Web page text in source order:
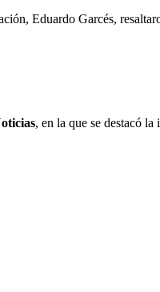
Eduardo Garcés,
, en la que se destacó